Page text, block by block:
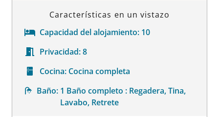
Características en un vistazo
Capacidad del alojamiento: 10
Privacidad:8
Cocina: Cocina completa
Baño: 1 Baño completo : Regadera, Tina,
Lavabo, Retrete